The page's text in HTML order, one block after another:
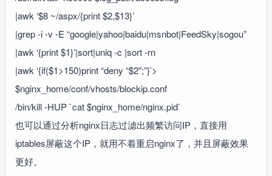
|awk ‘$8 ~/aspx/{print $2,$13}’
|grep -i -v -E “google|yahoo|baidu|msnbot|FeedSky|sogou”
|awk ‘{print $1}’|sort|uniq -c |sort -rn
|awk ‘{if($1>150)print “deny “$2″;”}’>
$nginx_home/conf/vhosts/blockip.conf
/bin/kill -HUP `cat $nginx_home/nginx.pid`
也可以通过分析nginx日志过滤出频繁访问IP，直接用
iptables屏蔽这个IP，就用不着重启nginx了，并且屏蔽效果
更好。